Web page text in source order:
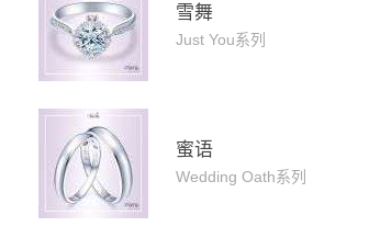
雪舞
Just You系列
蜜语
Wedding Oath系列